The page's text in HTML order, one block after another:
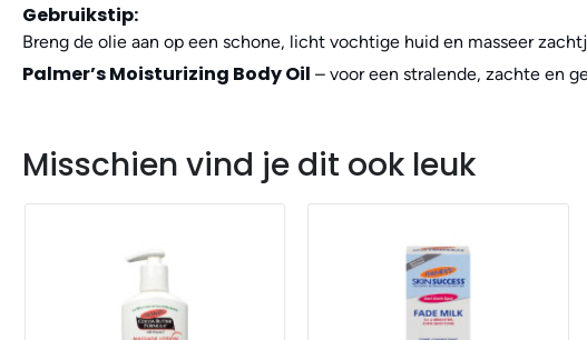
Gebruikstip:
Breng de olie aan op een schone, licht vochtige huid en masseer
Palmer’s Moisturizing Body Oil – voor een stralende, zachte en
Misschien vind je dit ook leuk